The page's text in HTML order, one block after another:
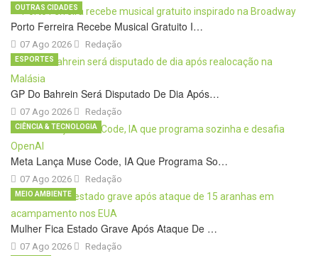
Porto Ferreira Recebe Musical Gratuito I…
07 Ago 2026
OUTRAS CIDADES
Redação
GP Do Bahrein Será Disputado De Dia Após…
07 Ago 2026
ESPORTES
Redação
Meta Lança Muse Code, IA Que Programa So…
07 Ago 2026
CIÊNCIA & TECNOLOGIA
Redação
Mulher Fica Estado Grave Após Ataque De …
07 Ago 2026
MEIO AMBIENTE
Redação